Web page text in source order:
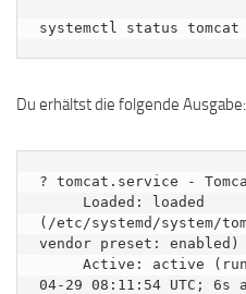
systemctl status tomcat
Du erhältst die folgende Ausgabe:
? tomcat.service -
(/etc/systemd/system/
vendor preset: enabled)
04-29 08:11:54 UTC; 6s